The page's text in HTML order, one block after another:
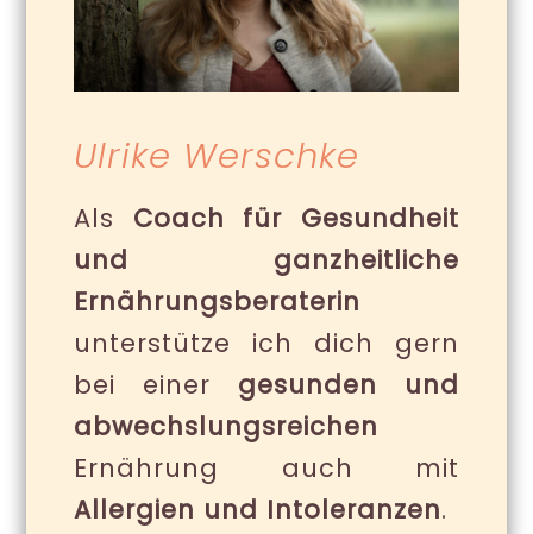
Ulrike Werschke
Als Coach für Gesundheit
und ganzheitliche
Ernährungsberaterin
unterstütze ich dich gern
bei einer gesunden und
abwechslungsreichen
Ernährung auch mit
Allergien und Intoleranzen.